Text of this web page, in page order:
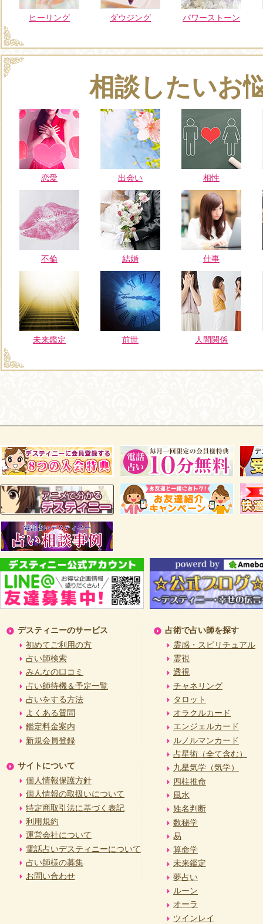
ヒーリング ダウジング パワーストーン
相談したいお
恋愛 出会い 相性
不倫 結婚 仕事
未来鑑定 前世 人間関係
デスティニーのサービス
初めてご利用の方
占い師検索
みんなの口コミ
占い師待機＆予定一覧
占いをする方法
よくある質問
鑑定料金案内
新規会員登録
サイトについて
個人情報保護方針
個人情報の取扱いについて
特定商取引法に基づく表記
利用規約
運営会社について
電話占いデスティニーについて
占い師様の募集
お問い合わせ
占術で占い師を探す
霊感・スピリチュアル
霊視
透視
チャネリング
タロット
オラクルカード
エンジェルカード
ルノルマンカード
占星術（全て含む）
九星気学（気学）
四柱推命
風水
姓名判断
数秘学
易
算命学
未来鑑定
夢占い
ルーン
オーラ
ツインレイ